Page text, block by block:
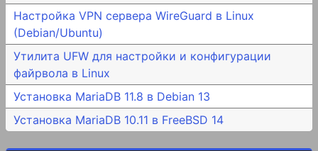
Настройка VPN сервера WireGuard в Linux
(Debian/Ubuntu)
Утилита UFW для настройки и конфигурации
файрвола в Linux
Установка MariaDB 11.8 в Debian 13
Установка MariaDB 10.11 в FreeBSD 14